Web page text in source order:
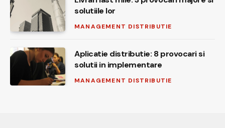
solutiile lor
MANAGEMENT DISTRIBUTIE
Aplicatie distributie: 8 provocari si
solutii in implementare
MANAGEMENT DISTRIBUTIE